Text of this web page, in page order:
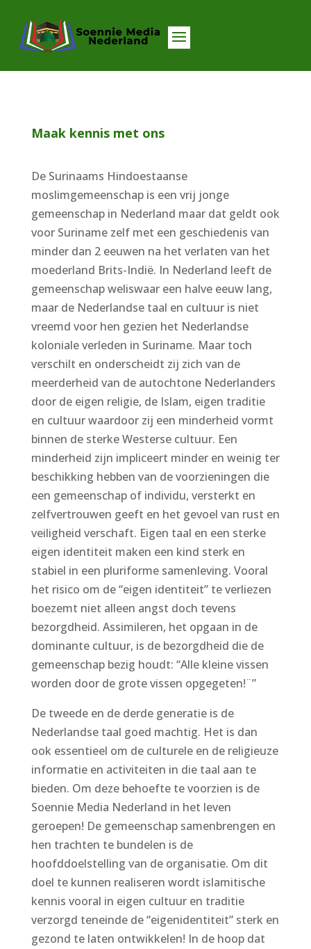
Maak kennis met ons
De Surinaams Hindoestaanse
moslimgemeenschap is een vrij jonge
gemeenschap in Nederland maar dat geldt ook
voor Suriname zelf met een geschiedenis van
minder dan 2 eeuwen na het verlaten van het
moederland Brits-Indië. In Nederland leeft de
gemeenschap weliswaar een halve eeuw lang,
maar de Nederlandse taal en cultuur is niet
vreemd voor hen gezien het Nederlandse
koloniale verleden in Suriname. Maar toch
verschilt en onderscheidt zij zich van de
meerderheid van de autochtone Nederlanders
door de eigen religie, de Islam, eigen traditie
en cultuur waardoor zij een minderheid vormt
binnen de sterke Westerse cultuur. Een
minderheid zijn impliceert minder en weinig ter
beschikking hebben van de voorzieningen die
een gemeenschap of individu, versterkt en
zelfvertrouwen geeft en het gevoel van rust en
veiligheid verschaft. Eigen taal en een sterke
eigen identiteit maken een kind sterk en
stabiel in een pluriforme samenleving. Vooral
het risico om de “eigen identiteit” te verliezen
boezemt niet alleen angst doch tevens
bezorgdheid. Assimileren, het opgaan in de
dominante cultuur, is de bezorgdheid die de
gemeenschap bezig houdt: “Alle kleine vissen
worden door de grote vissen opgegeten!¨”
De tweede en de derde generatie is de
Nederlandse taal goed machtig. Het is dan
ook essentieel om de culturele en de religieuze
informatie en activiteiten in die taal aan te
bieden. Om deze behoefte te voorzien is de
Soennie Media Nederland in het leven
geroepen! De gemeenschap samenbrengen en
hen trachten te bundelen is de
hoofddoelstelling van de organisatie. Om dit
doel te kunnen realiseren wordt islamitische
kennis vooral in eigen cultuur en traditie
verzorgd teneinde de “eigenidentiteit” sterk en
gezond te laten ontwikkelen! In de hoop dat